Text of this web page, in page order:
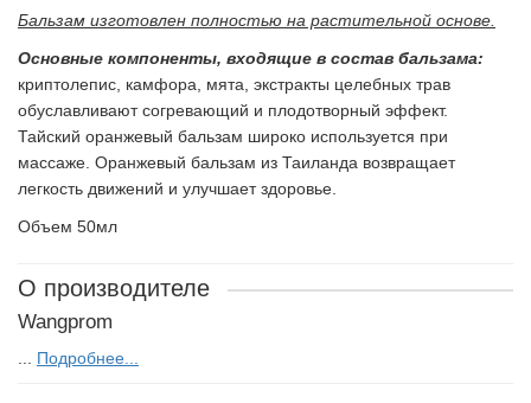
Бальзам изготовлен полностью на растительной основе.
Основные компоненты, входящие в состав бальзама:
криптолепис, камфора, мята, экстракты целебных трав
обуславливают согревающий и плодотворный эффект.
Тайский оранжевый бальзам широко используется при
массаже. Оранжевый бальзам из Таиланда возвращает
легкость движений и улучшает здоровье.
Объем 50мл
О производителе
Wangprom
Подробнее...